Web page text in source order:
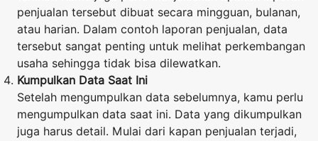
penjualan tersebut dibuat secara mingguan, bulanan,
atau harian. Dalam contoh laporan penjualan, data
tersebut sangat penting untuk melihat perkembangan
usaha sehingga tidak bisa dilewatkan.
Kumpulkan Data Saat Ini
Setelah mengumpulkan data sebelumnya, kamu perlu
mengumpulkan data saat ini. Data yang dikumpulkan
juga harus detail. Mulai dari kapan penjualan terjadi,